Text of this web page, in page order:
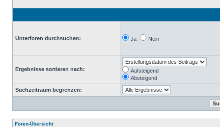
Unterforen durchsuchen: Ja Nein
Ergebnisse sortieren nach:
Aufsteigend
Absteigend
Suchzeitraum begrenzen:
Foren-Übersicht